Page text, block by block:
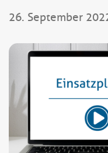
26. September